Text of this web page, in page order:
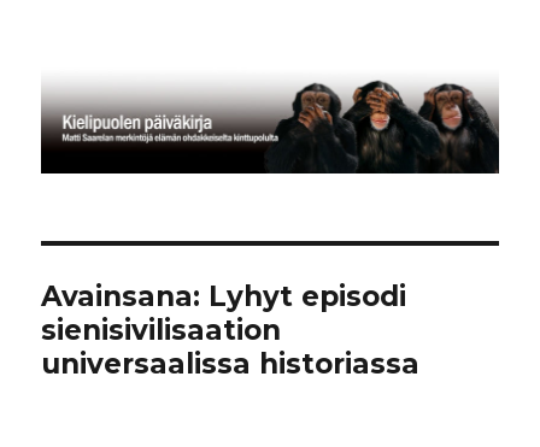
Avainsana: Lyhyt episodi
sienisivilisaation
universaalissa historiassa